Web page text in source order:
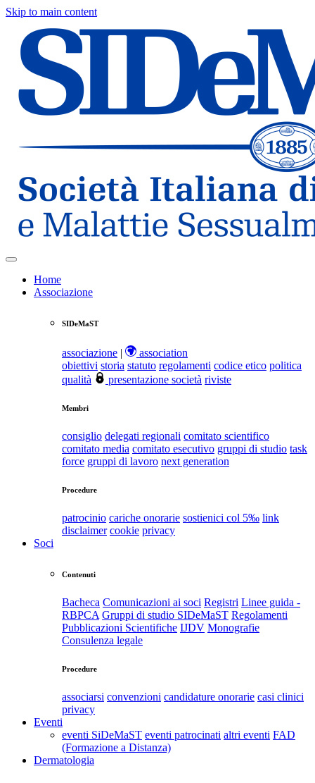
Skip to main content
Home
Associazione
SIDeMaST
associazione |
association
obiettivi storia statuto regolamenti codice etico politica
qualità
presentazione società riviste
Membri
consiglio delegati regionali comitato scientifico
comitato media comitato esecutivo gruppi di studio task
force gruppi di lavoro next generation
Procedure
patrocinio cariche onorarie sostienici col 5‰ link
disclaimer cookie privacy
Soci
Contenuti
Bacheca Comunicazioni ai soci Registri Linee guida -
RBPCA Gruppi di studio SIDeMaST Regolamenti
Pubblicazioni Scientifiche IJDV Monografie
Consulenza legale
Procedure
associarsi convenzioni candidature onorarie casi clinici
privacy
Eventi
eventi SiDeMaST eventi patrocinati altri eventi FAD
(Formazione a Distanza)
Dermatologia